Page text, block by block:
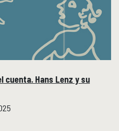
cuenta. Hans Lenz y su